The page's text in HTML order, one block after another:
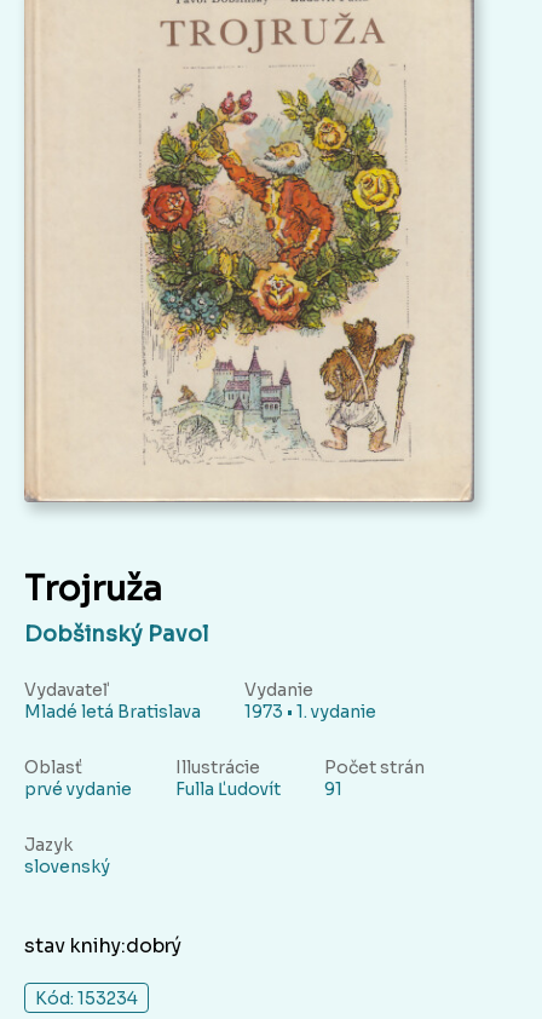
Trojruža
Dobšinský Pavol
Vydavateľ
Mladé letá Bratislava
Vydanie
1973 • 1. vydanie
Oblasť
prvé vydanie
Illustrácie
Fulla Ľudovít
Počet strán
91
Jazyk
slovenský
stav knihy:dobrý
Kód: 153234